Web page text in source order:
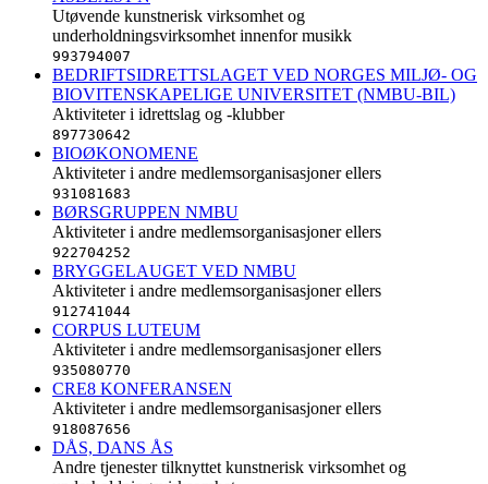
Utøvende kunstnerisk virksomhet og
underholdningsvirksomhet innenfor musikk
993794007
BEDRIFTSIDRETTSLAGET VED NORGES MILJØ- OG
BIOVITENSKAPELIGE UNIVERSITET (NMBU-BIL)
Aktiviteter i idrettslag og -klubber
897730642
BIOØKONOMENE
Aktiviteter i andre medlemsorganisasjoner ellers
931081683
BØRSGRUPPEN NMBU
Aktiviteter i andre medlemsorganisasjoner ellers
922704252
BRYGGELAUGET VED NMBU
Aktiviteter i andre medlemsorganisasjoner ellers
912741044
CORPUS LUTEUM
Aktiviteter i andre medlemsorganisasjoner ellers
935080770
CRE8 KONFERANSEN
Aktiviteter i andre medlemsorganisasjoner ellers
918087656
DÅS, DANS ÅS
Andre tjenester tilknyttet kunstnerisk virksomhet og